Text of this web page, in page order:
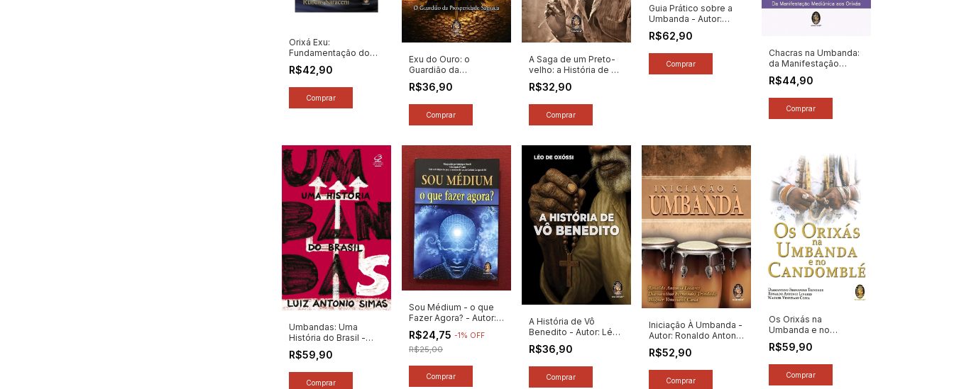
Orixá Exu:
Fundamentação do
Mistério Exu na
Umbanda - Autor:
(2025) [novo]
R$42,90
Exu do Ouro: o
Guardião da
Prosperidade - Autor:
Marcell Onofrio (2026)
R$36,90
A Saga de um Preto-
velho: a História de Pai
João de Angola -
Autor: Amanda Paulino
R$32,90
Guia Prático sobre a
Umbanda - Autor:
Marcelo Pereira (2025)
[novo]
R$62,90
Chacras na Umbanda:
da Manifestação
Mediúnica aos Orixás
- Autor: Raphael Ph
Alves (2025) [novo]
R$44,90
Umbandas: Uma
História do Brasil -
Autor: Luiz Antonio
Simas (2025) [novo]
R$59,90
Sou Médium - o que
Fazer Agora? - Autor:
Mariângela Muselli
(2013) [seminovo]
R$24,75 -1% OFF
R$25,00
A História de Vô
Benedito - Autor: Léo
de Oxóssi (2025)
[novo]
R$36,90
Iniciação À Umbanda -
Autor: Ronaldo Antonio
Linares / Diamantino
Fernandes Trindade /
Wagner Veneziani
Costa (2025) [novo]
R$52,90
Os Orixás na
Umbanda e no
Candomblé - Autor:
Diamantino Fernandes
Trindade e Outros
(2025) [novo]
R$59,90